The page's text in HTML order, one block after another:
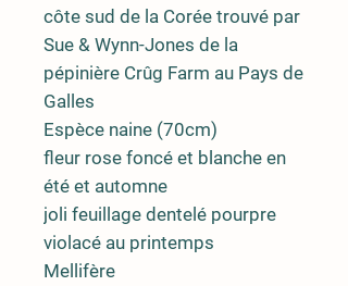
côte sud de la Corée trouvé par
Sue & Wynn-Jones de la
pépinière Crûg Farm au Pays de
Galles
Espèce naine (70cm)
fleur rose foncé et blanche en
été et automne
joli feuillage dentelé pourpre
violacé au printemps
Mellifère